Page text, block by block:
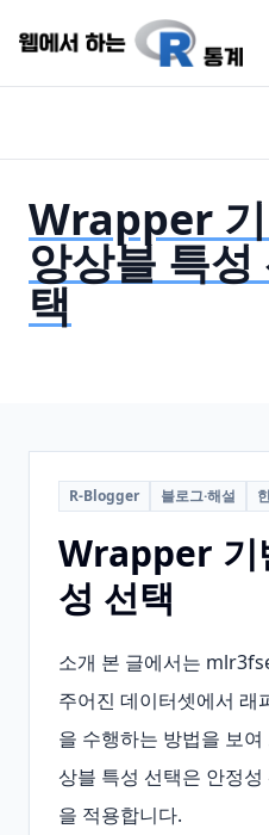
Wrapper
앙상블 특성
택
R-Blogger 블로그·해설
Wrapper 기
성 선택
소개 본 글에서는
주어진 데이터셋에서 래
을 수행하는 방법을 보
상블 특성 선택은 안정
을 적용합니다.